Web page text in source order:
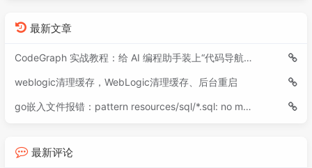
最新文章
CodeGraph 实战教程：给 AI 编程助手装上“代码导航仪”
weblogic清理缓存，WebLogic清理缓存、后台重启
go嵌入文件报错：pattern resources/sql/*.sql: no matching files found
最新评论